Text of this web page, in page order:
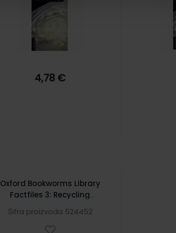
4,78 €
Oxford Bookworms Library
Factfiles 3: Recycling
Factfile Audio CD Pack
Šifra proizvoda 524452